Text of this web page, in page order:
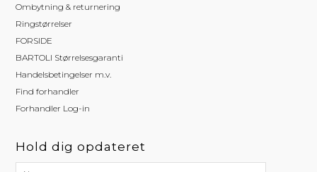
Ombytning & returnering
Ringstørrelser
FORSIDE
BARTOLI Størrelsesgaranti
Handelsbetingelser m.v.
Find forhandler
Forhandler Log-in
Hold dig opdateret